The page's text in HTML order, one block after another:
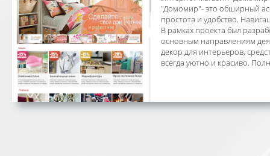
"Домомир"- это обширный
простота и удобство.
В рамках проекта был
основным направлениям
декор для интерьеров,
всегда уютно и красиво.